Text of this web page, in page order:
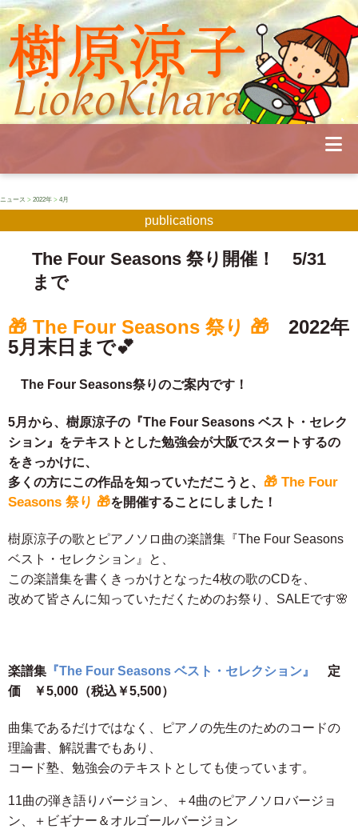
Profile
Concert
Seminar
Diary
Contact
School
ニュース > 2022年 > 4月
publications
The Four Seasons 祭り開催！ 5/31
まで
🎁 The Four Seasons 祭り 🎁 2022年
5月末日まで💕
The Four Seasons祭りのご案内です！
5月から、樹原涼子の『The Four Seasons ベスト・セレク
ション』をテキストとした勉強会が大阪でスタートするの
をきっかけに、
多くの方にこの作品を知っていただこうと、 🎁 The Four
Seasons 祭り 🎁を開催することにしました！
樹原涼子の歌とピアノソロ曲の楽譜集『The Four Seasons
ベスト・セレクション』と、
この楽譜集を書くきっかけとなった4枚の歌のCDを、
改めて皆さんに知っていただくためのお祭り、SALEです🌸
楽譜集 『The Four Seasons ベスト・セレクション』
定
価 ￥5,000（税込￥5,500）
曲集であるだけではなく、ピアノの先生のためのコードの
理論書、解説書でもあり、
コード塾、勉強会のテキストとしても使っています。
11曲の弾き語りバージョン、＋4曲のピアノソロバージョ
ン、＋ビギナー＆オルゴールバージョン